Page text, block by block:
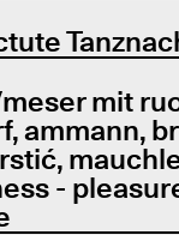
mit
ammann,
-